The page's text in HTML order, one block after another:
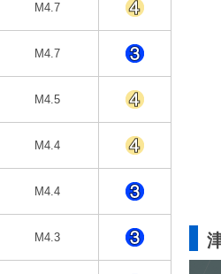
M4.7
M4.7
M4.5
M4.4
M4.4
M4.3